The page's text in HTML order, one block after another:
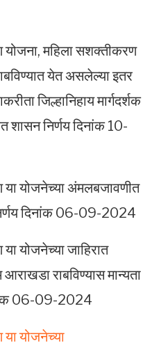
योजना, महिला सशक्तीकरण
येत असलेल्या इतर
जिल्हानिहाय मार्गदर्शक
शासन निर्णय दिनांक 10-
या योजनेच्या अंमलबजावणीत
दिनांक 06-09-2024
योजनेच्या जाहिरात
राबविण्यास मान्यता
06-09-2024
योजनेच्या